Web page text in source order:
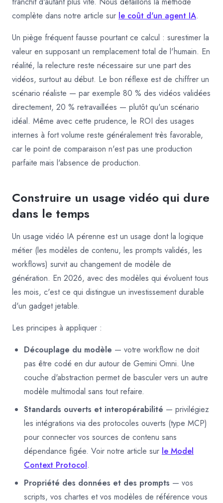
complète dans notre article sur le coût d'un agent IA.
Un piège fréquent fausse pourtant ce calcul : surestimer la
valeur en supposant un remplacement total de l'humain. En
réalité, la relecture reste nécessaire sur une part des
vidéos, surtout au début. Le bon réflexe est de chiffrer un
scénario réaliste — par exemple 80 % des vidéos validées
directement, 20 % retravaillées — plutôt qu'un scénario
idéal. Même avec cette prudence, le ROI des usages
internes à fort volume reste généralement très favorable,
car le point de comparaison n'est pas une production
parfaite mais l'absence de production.
Construire un usage vidéo qui dure
dans le temps
Un usage vidéo IA pérenne est un usage dont la logique
métier (les modèles de contenu, les prompts validés, les
workflows) survit au changement de modèle de
génération. En 2026, avec des modèles qui évoluent tous
les mois, c'est ce qui distingue un investissement durable
d'un gadget jetable.
Les principes à appliquer :
Découplage du modèle — votre workflow ne doit
pas être codé en dur autour de Gemini Omni. Une
couche d'abstraction permet de basculer vers un autre
modèle multimodal sans tout refaire.
Standards ouverts et interopérabilité — privilégiez
les intégrations via des protocoles ouverts (type MCP)
pour connecter vos sources de contenu sans
dépendance figée. Voir notre article sur le Model
Context Protocol.
Propriété des données et des prompts — vos
scripts, vos chartes et vos modèles de référence vous